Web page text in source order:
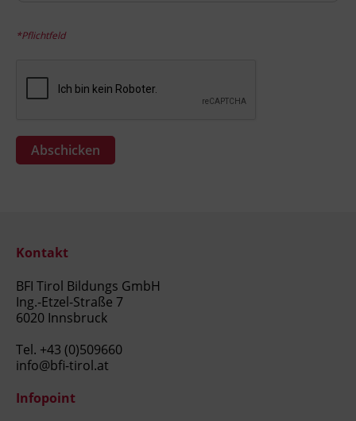
*Pflichtfeld
Kontakt
BFI Tirol Bildungs GmbH
Ing.-Etzel-Straße 7
6020 Innsbruck
Tel. +43 (0)509660
info@bfi-tirol.at
Infopoint